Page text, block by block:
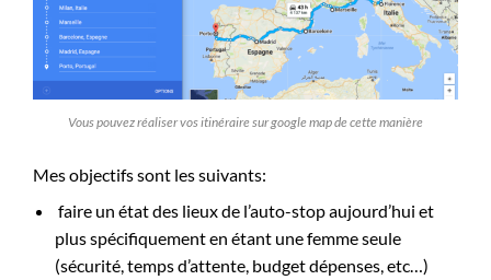
Vous pouvez réaliser vos itinéraire sur google map de cette manière
Mes objectifs sont les suivants:
faire un état des lieux de l’auto-stop aujourd’hui et
plus spécifiquement en étant une femme seule
(sécurité, temps d’attente, budget dépenses, etc…)